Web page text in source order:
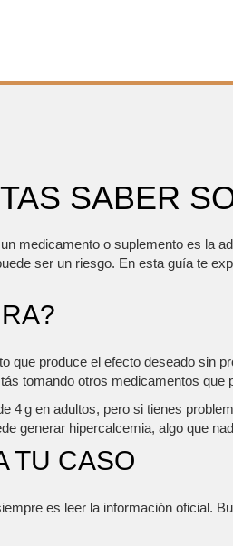
SABER
medicamento o suplemento es la
ser un riesgo. En esta guía te
que produce el efecto deseado sin
tomando otros medicamentos que
4 g en adultos, pero si tienes
generar hipercalcemia, algo que
TU CASO
es leer la información oficial.